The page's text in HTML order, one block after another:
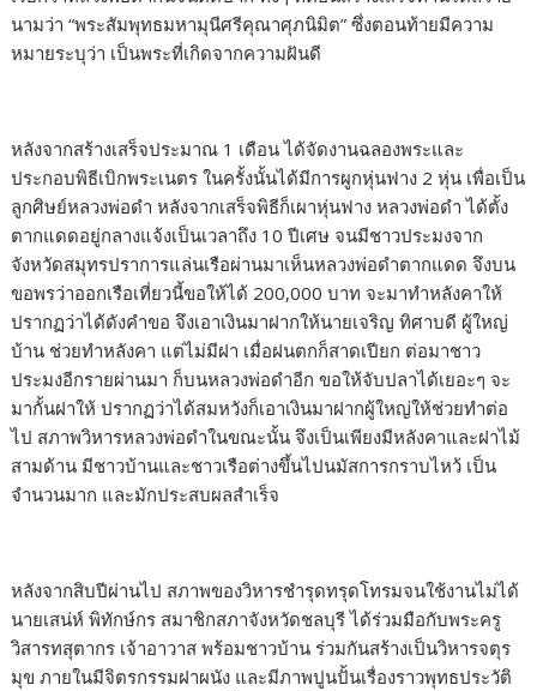
นามว่า “พระสัมพุทธมหามุนีศรีคุณาศุภนิมิต” ซึ่งตอนท้ายมีความ
หมายระบุว่า เป็นพระที่เกิดจากความฝันดี
หลังจากสร้างเสร็จประมาณ 1 เดือน ได้จัดงานฉลองพระและ
ประกอบพิธีเบิกพระเนตร ในครั้งนั้นได้มีการผูกหุ่นฟาง 2 หุ่น เพื่อเป็น
ลูกศิษย์หลวงพ่อดำ หลังจากเสร็จพิธีก็เผาหุ่นฟาง หลวงพ่อดำ ได้ตั้ง
ตากแดดอยู่กลางแจ้งเป็นเวลาถึง 10 ปีเศษ จนมีชาวประมงจาก
จังหวัดสมุทรปราการแล่นเรือผ่านมาเห็นหลวงพ่อดำตากแดด จึงบน
ขอพรว่าออกเรือเที่ยวนี้ขอให้ได้ 200,000 บาท จะมาทำหลังคาให้
ปรากฏว่าได้ดังคำขอ จึงเอาเงินมาฝากให้นายเจริญ ทิศาบดี ผู้ใหญ่
บ้าน ช่วยทำหลังคา แต่ไม่มีฝา เมื่อฝนตกก็สาดเปียก ต่อมาชาว
ประมงอีกรายผ่านมา ก็บนหลวงพ่อดำอีก ขอให้จับปลาได้เยอะๆ จะ
มากั้นฝาให้ ปรากฏว่าได้สมหวังก็เอาเงินมาฝากผู้ใหญ่ให้ช่วยทำต่อ
ไป สภาพวิหารหลวงพ่อดำในขณะนั้น จึงเป็นเพียงมีหลังคาและฝาไม้
สามด้าน มีชาวบ้านและชาวเรือต่างขึ้นไปนมัสการกราบไหว้ เป็น
จำนวนมาก และมักประสบผลสำเร็จ
หลังจากสิบปีผ่านไป สภาพของวิหารชำรุดทรุดโทรมจนใช้งานไม่ได้
นายเสน่ห์ พิทักษ์กร สมาชิกสภาจังหวัดชลบุรี ได้ร่วมมือกับพระครู
วิสารทสุตากร เจ้าอาวาส พร้อมชาวบ้าน ร่วมกันสร้างเป็นวิหารจตุร
มุข ภายในมีจิตรกรรมฝาผนัง และมีภาพปูนปั้นเรื่องราวพุทธประวัติ